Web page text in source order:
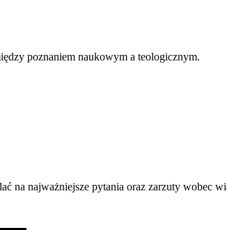
poznaniem naukowym a teologicznym.
na najważniejsze pytania oraz zarzuty wobec